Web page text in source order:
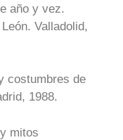
año y vez.
Valladolid,
costumbres de
1988.
mitos